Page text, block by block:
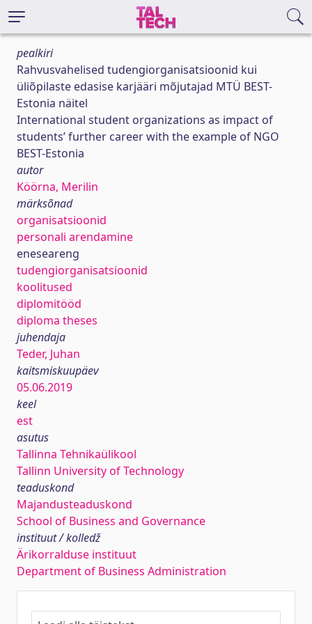
pealkiri
Rahvusvahelised tudengiorganisatsioonid kui
üliõpilaste edasise karjääri mõjutajad MTÜ BEST-
Estonia näitel
International student organizations as impact of
students’ further career with the example of NGO
BEST-Estonia
autor
Köörna, Merilin
märksõnad
organisatsioonid
personali arendamine
eneseareng
tudengiorganisatsioonid
koolitused
diplomitööd
diploma theses
juhendaja
Teder, Juhan
kaitsmiskuupäev
05.06.2019
keel
est
asutus
Tallinna Tehnikaülikool
Tallinn University of Technology
teaduskond
Majandusteaduskond
School of Business and Governance
instituut / kolledž
Ärikorralduse instituut
Department of Business Administration